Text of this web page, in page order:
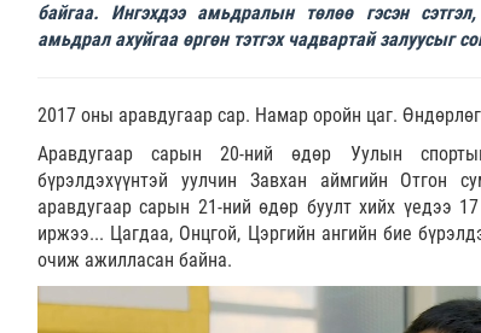
байгаа. Ингэхдээ амьдралын төлөө гэсэн
амьдрал ахуйгаа өргөн тэтгэх чадвартай залуусыг
2017 оны аравдугаар сар. Намар оройн цаг.
Аравдугаар сарын 20-ний өдөр Уулын
бүрэлдэхүүнтэй уулчин Завхан аймгийн Отгон
аравдугаар сарын 21-ний өдөр буулт хийх үедээ
иржээ... Цагдаа, Онцгой, Цэргийн ангийн бие
очиж ажилласан байна.